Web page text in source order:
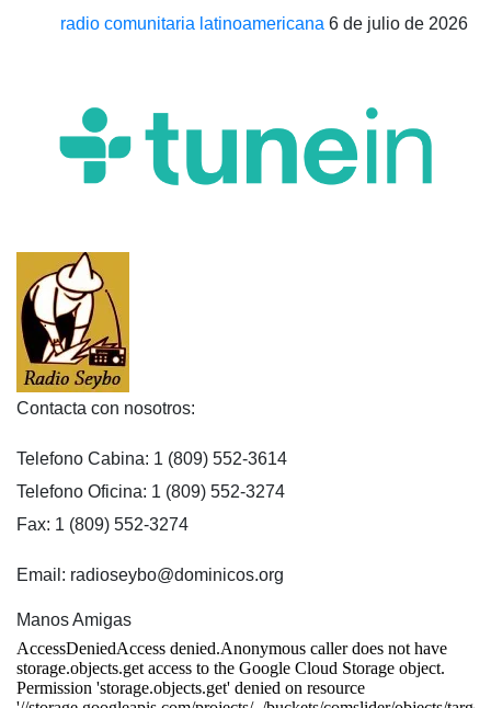
radio comunitaria latinoamericana 6 de julio de 2026
Contacta con nosotros:
Telefono Cabina: 1 (809) 552-3614
Telefono Oficina: 1 (809) 552-3274
Fax: 1 (809) 552-3274
Email: radioseybo@dominicos.org
Manos Amigas